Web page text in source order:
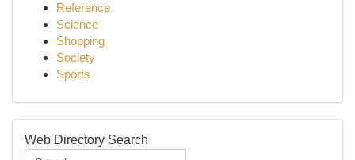
Reference
Science
Shopping
Society
Sports
Web Directory Search